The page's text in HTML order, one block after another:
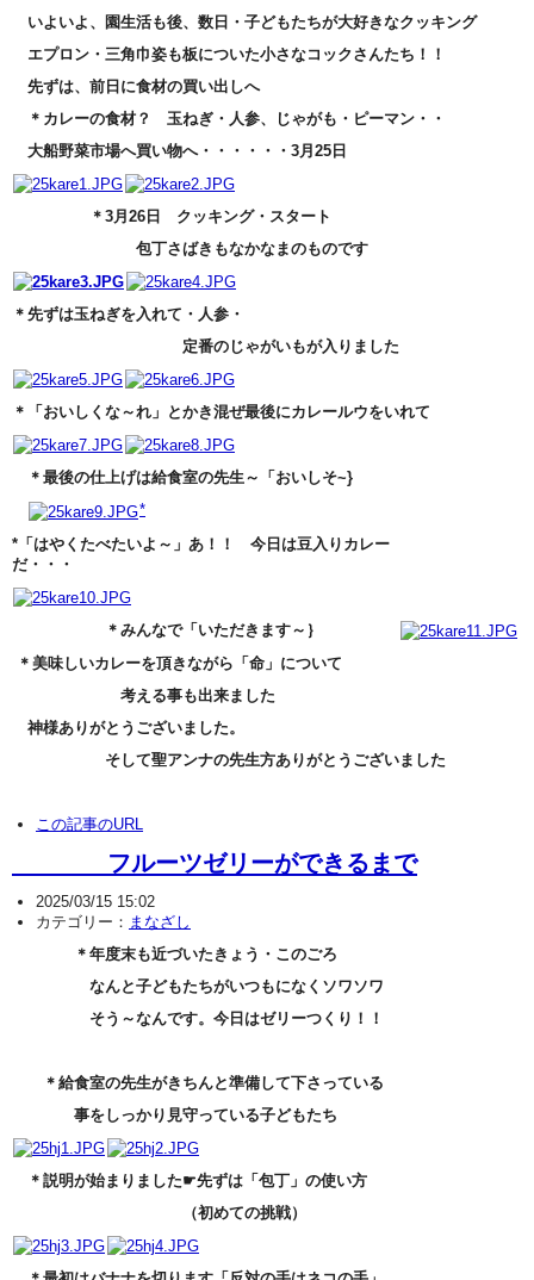
いよいよ、園生活も後、数日・子どもたちが大好きなクッキング
エプロン・三角巾姿も板についた小さなコックさんたち！！
先ずは、前日に食材の買い出しへ
＊カレーの食材？ 玉ねぎ・人参、じゃがも・ピーマン・・
大船野菜市場へ買い物へ・・・・・・3月25日
＊3月26日 クッキング・スタート
包丁さばきもなかなまのものです
＊先ずは玉ねぎを入れて・人参・
定番のじゃがいもが入りました
＊「おいしくな～れ」とかき混ぜ最後にカレールウをいれて
＊最後の仕上げは給食室の先生～「おいしそ~}
*
*「はやくたべたいよ～」あ！！ 今日は豆入りカレー
だ・・・
＊みんなで「いただきます～｝
＊美味しいカレーを頂きながら「命」について
考える事も出来ました
神様ありがとうございました。
そして聖アンナの先生方ありがとうございました
この記事のURL
フルーツゼリーができるまで
2025/03/15 15:02
カテゴリー： まなざし
＊年度末も近づいたきょう・このごろ
なんと子どもたちがいつもになくソワソワ
そう～なんです。今日はゼリーつくり！！
＊給食室の先生がきちんと準備して下さっている
事をしっかり見守っている子どもたち
＊説明が始まりました☛先ずは「包丁」の使い方
（初めての挑戦）